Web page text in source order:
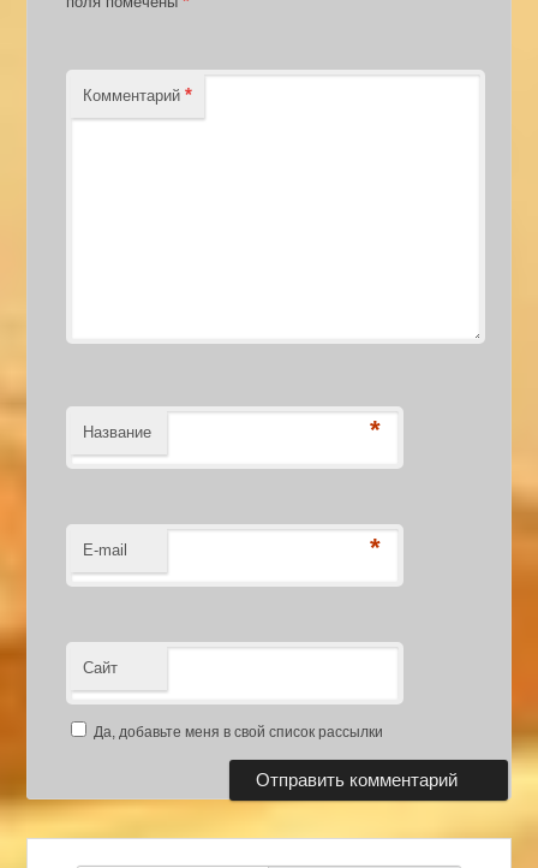
Комментарий*
Название *
E-mail *
Сайт
Да, добавьте меня в свой список рассылки